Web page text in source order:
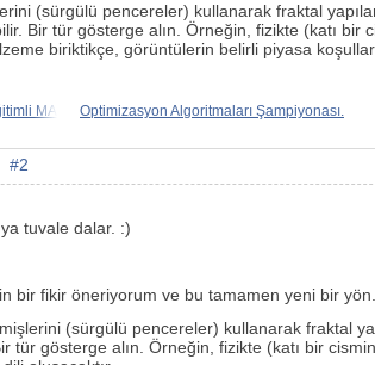
(sürgülü pencereler) kullanarak fraktal
Bir tür gösterge alın. Örneğin, fizikte (katı
biriktikçe, görüntülerin belirli piyasa
MA Optimizasyon Algoritmaları Şampiyonası.
#2
tuvale dalar. :)
bir fikir öneriyorum ve bu tamamen yeni bir yön.
(sürgülü pencereler) kullanarak fraktal
tür gösterge alın. Örneğin, fizikte (katı bir